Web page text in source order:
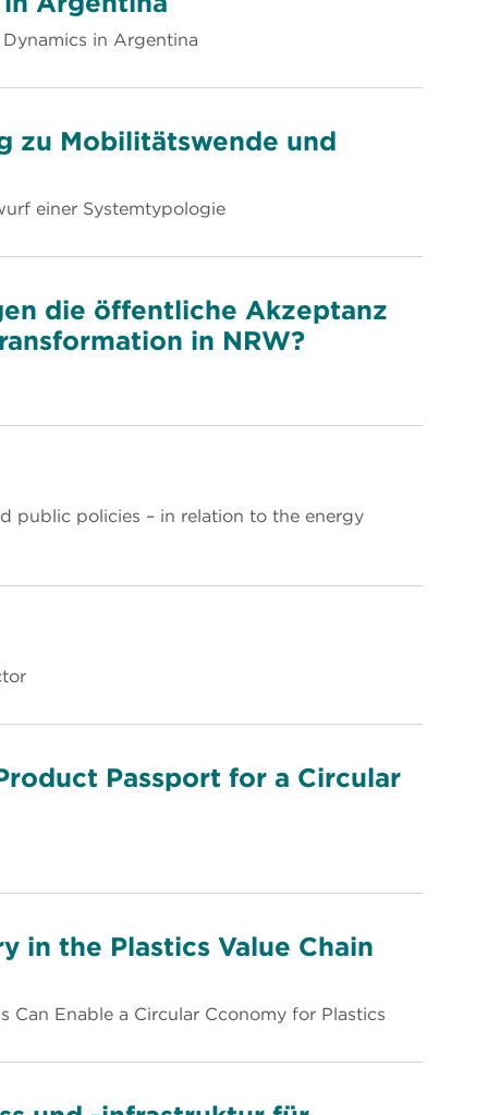
in Argentina
zu Mobilitätswende und
einer Systemtypologie
die öffentliche Akzeptanz
in NRW?
public policies – in relation to the energy
Passport for a Circular
in the Plastics Value Chain
Enable a Circular Cconomy for Plastics